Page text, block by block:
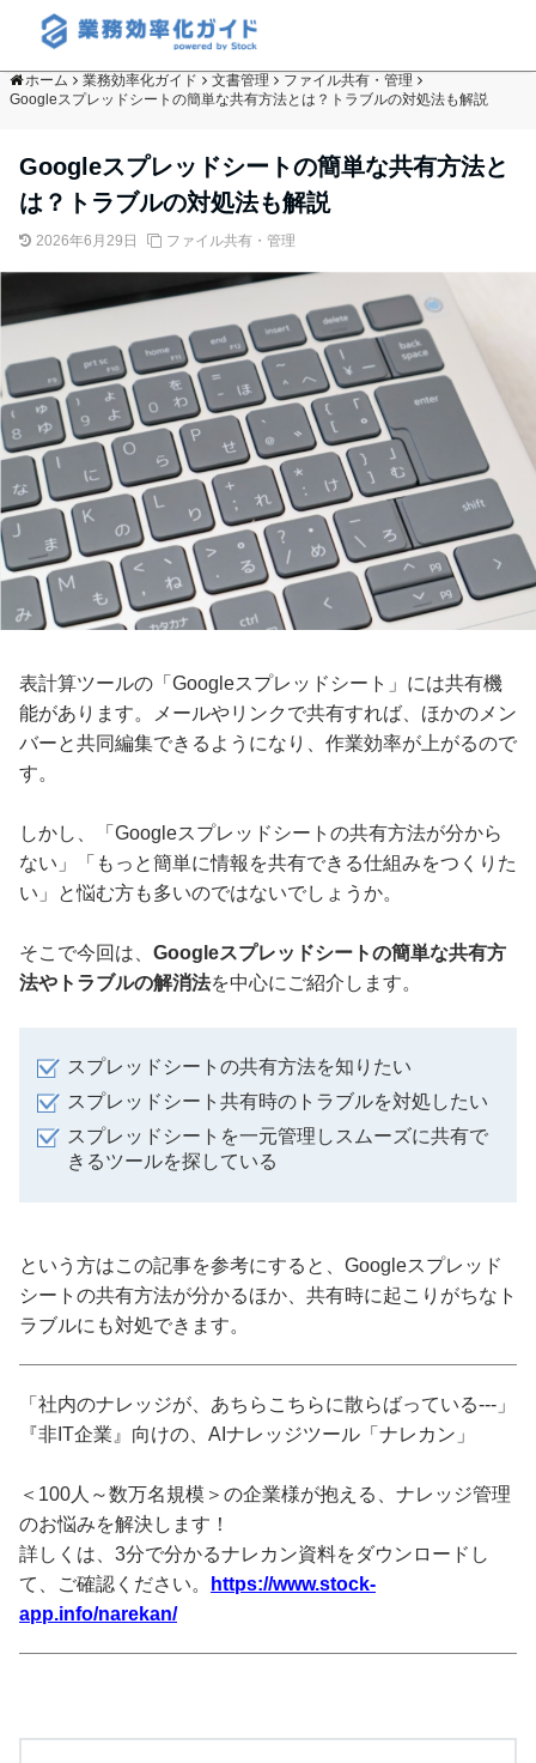
ホーム 業務効率化ガイド 文書管理
ファイル共有・管理
Googleスプレッドシートの簡単な共有方法とは？トラブルの対処法も解説
Googleスプレッドシートの簡単な共有方法と
は？トラブルの対処法も解説
2026年6月29日 ファイル共有・管理
表計算ツールの「Googleスプレッドシート」には共有機
能があります。メールやリンクで共有すれば、ほかのメン
バーと共同編集できるようになり、作業効率が上がるので
す。
しかし、「Googleスプレッドシートの共有方法が分から
ない」「もっと簡単に情報を共有できる仕組みをつくりた
い」と悩む方も多いのではないでしょうか。
そこで今回は、 Googleスプレッドシートの簡単な共有方
法やトラブルの解消法を中心にご紹介します。
スプレッドシートの共有方法を知りたい
スプレッドシート共有時のトラブルを対処したい
スプレッドシートを一元管理しスムーズに共有で
きるツールを探している
という方はこの記事を参考にすると、Googleスプレッド
シートの共有方法が分かるほか、共有時に起こりがちなト
ラブルにも対処できます。
「社内のナレッジが、あちらこちらに散らばっている---」
『非IT企業』向けの、AIナレッジツール「ナレカン」
＜100人～数万名規模＞の企業様が抱える、ナレッジ管理
のお悩みを解決します！
詳しくは、3分で分かるナレカン資料をダウンロードし
て、ご確認ください。
https://www.stock-
app.info/narekan/